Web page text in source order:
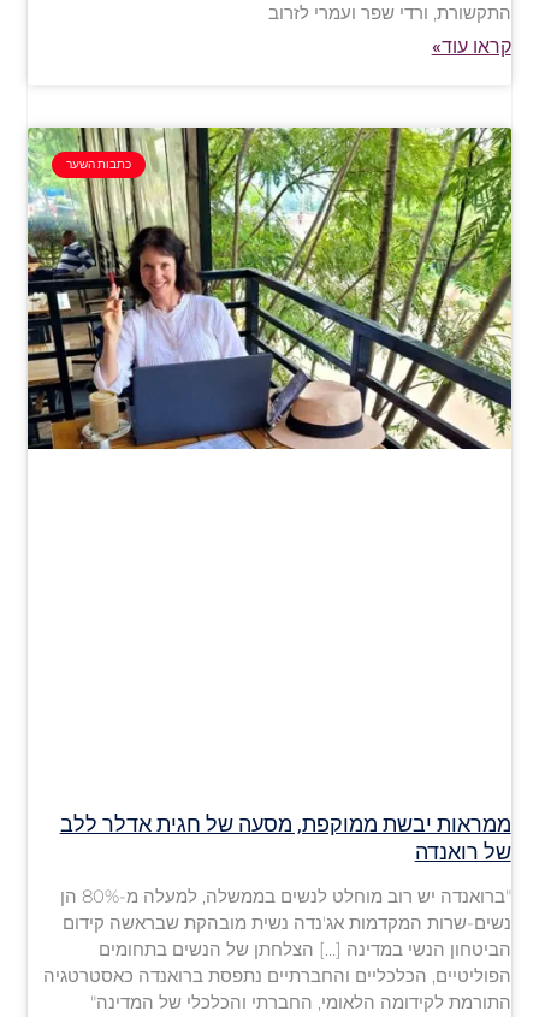
התקשורת, ורדי שפר ועמרי לזרוב
קראו עוד»
כתבות השער
ממראות יבשת ממוקפת, מסעה של חגית אדלר ללב
של רואנדה
"ברואנדה יש רוב מוחלט לנשים בממשלה, למעלה מ-80% הן
נשים-שרות המקדמות אג'נדה נשית מובהקת שבראשה קידום
הביטחון הנשי במדינה […] הצלחתן של הנשים בתחומים
הפוליטיים, הכלכליים והחברתיים נתפסת ברואנדה כאסטרטגיה
התורמת לקידומה הלאומי, החברתי והכלכלי של המדינה"